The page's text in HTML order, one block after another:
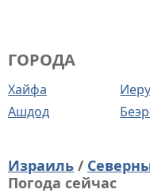
ГОРОДА
Хайфа
Ашдод
Израиль /
Погода сейчас